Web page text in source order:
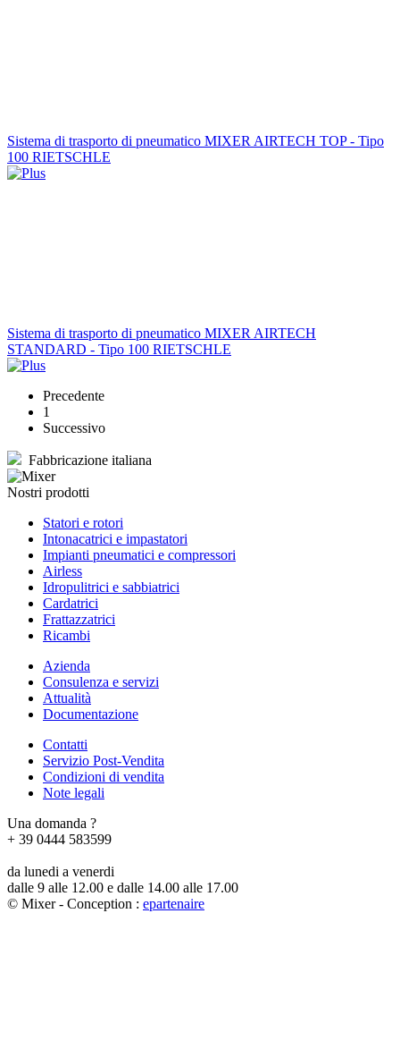
Sistema di trasporto di pneumatico MIXER AIRTECH TOP - Tipo
100 RIETSCHLE
Sistema di trasporto di pneumatico MIXER AIRTECH
STANDARD - Tipo 100 RIETSCHLE
Precedente
1
Successivo
Fabbricazione italiana
Nostri prodotti
Statori e rotori
Intonacatrici e impastatori
Impianti pneumatici e compressori
Airless
Idropulitrici e sabbiatrici
Cardatrici
Frattazzatrici
Ricambi
Azienda
Consulenza e servizi
Attualità
Documentazione
Contatti
Servizio Post-Vendita
Condizioni di vendita
Note legali
Una domanda ?
+ 39 0444 583599
da lunedi a venerdi
dalle 9 alle 12.00 e dalle 14.00 alle 17.00
© Mixer - Conception : epartenaire